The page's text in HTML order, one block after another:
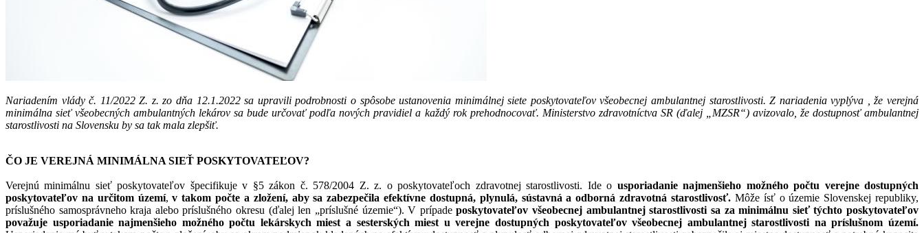
Nariadením vlády č. 11/2022 Z. z. zo dňa 12.1.2022 sa upravili podrobnosti o spôsobe ustanovenia minimálnej siete poskytovateľov všeobecnej ambulantnej starostlivosti. Z nariadenia vyplýva , že verejná
minimálna sieť všeobecných ambulantných lekárov sa bude určovať podľa nových pravidiel a každý rok prehodnocovať. Ministerstvo zdravotníctva SR (ďalej „MZSR“) avizovalo, že dostupnosť ambulantnej
starostlivosti na Slovensku by sa tak mala zlepšiť.
ČO JE VEREJNÁ MINIMÁLNA SIEŤ POSKYTOVATEĽOV?
Verejnú minimálnu sieť poskytovateľov špecifikuje v §5 zákon č. 578/2004 Z. z. o poskytovateľoch zdravotnej starostlivosti. Ide o usporiadanie najmenšieho možného počtu verejne dostupných
poskytovateľov na určitom území,v takom počte a zložení, aby sa zabezpečila efektívne dostupná, plynulá, sústavná a odborná zdravotná starostlivosť.Môže ísť o územie Slovenskej republiky,
príslušného samosprávneho kraja alebo príslušného okresu (ďalej len „príslušné územie“). V prípadeposkytovateľov všeobecnej ambulantnej starostlivosti sa za minimálnu sieť týchto poskytovateľov
považuje usporiadanie najmenšieho možného počtu lekárskych miest a sesterských miest u verejne dostupných poskytovateľov všeobecnej ambulantnej starostlivosti na príslušnom území.